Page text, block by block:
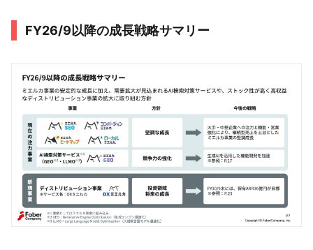
FY26/9以降の成⻑戦略サマリー